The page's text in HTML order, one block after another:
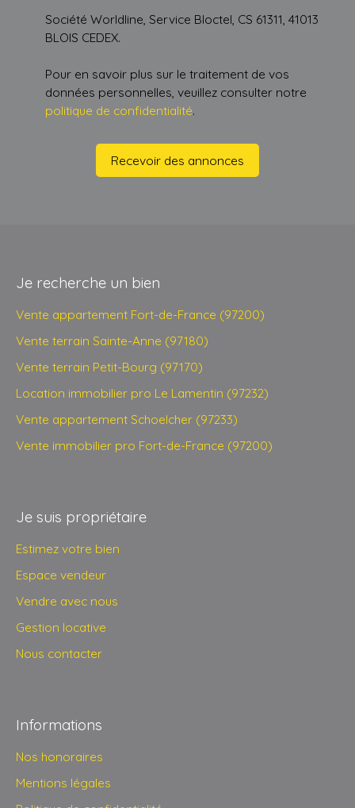
Société Worldline, Service Bloctel, CS 61311, 41013
BLOIS CEDEX.
Pour en savoir plus sur le traitement de vos
données personnelles, veuillez consulter notre
politique de confidentialité.
Recevoir des annonces
Je recherche un bien
Vente appartement Fort-de-France (97200)
Vente terrain Sainte-Anne (97180)
Vente terrain Petit-Bourg (97170)
Location immobilier pro Le Lamentin (97232)
Vente appartement Schoelcher (97233)
Vente immobilier pro Fort-de-France (97200)
Je suis propriétaire
Estimez votre bien
Espace vendeur
Vendre avec nous
Gestion locative
Nous contacter
Informations
Nos honoraires
Mentions légales